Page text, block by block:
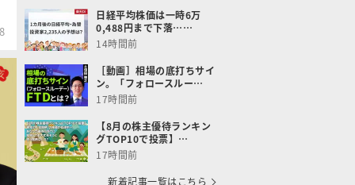
日経平均株価は一時6万
0,488円まで下落……
14時間前
［動画］相場の底打ちサイ
ン。「フォロースルー…
17時間前
【8月の株主優待ランキン
グTOP10で投票】…
17時間前
新着記事一覧はこちら